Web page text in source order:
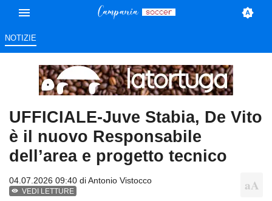
NOTIZIE
UFFICIALE-Juve Stabia, De Vito
è il nuovo Responsabile
dell’area e progetto tecnico
04.07.2026 09:40 diAntonio Vistocco
VEDI LETTURE